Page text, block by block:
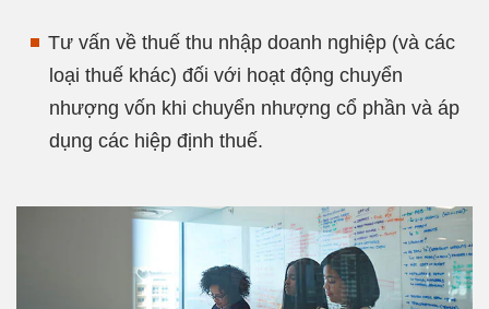
Tư vấn về thuế thu nhập doanh nghiệp (và các
loại thuế khác) đối với hoạt động chuyển
nhượng vốn khi chuyển nhượng cổ phần và áp
dụng các hiệp định thuế.